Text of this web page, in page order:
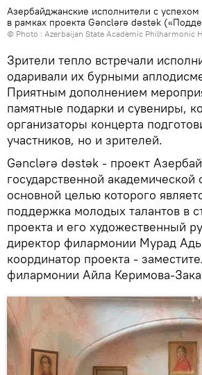
Азербайджанские исполнители с
в рамках проекта Gənclərə dəstək
© Photo : Azerbaijan State Academic Philharmonic
Зрители тепло встречали
одаривали их бурными
Приятным дополнением
памятные подарки и сувениры,
организаторы концерта
участников, но и зрителей.
Gənclərə dəstək - проект
государственной
основной целью которого
поддержка молодых талантов в
проекта и его художественный
директор филармонии Мурад
координатор проекта -
филармонии Айла Керимова-